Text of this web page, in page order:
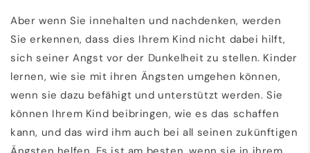
Aber wenn Sie innehalten und nachdenken, werden
Sie erkennen, dass dies Ihrem Kind nicht dabei hilft,
sich seiner Angst vor der Dunkelheit zu stellen. Kinder
lernen, wie sie mit ihren Ängsten umgehen können,
wenn sie dazu befähigt und unterstützt werden. Sie
können Ihrem Kind beibringen, wie es das schaffen
kann, und das wird ihm auch bei all seinen zukünftigen